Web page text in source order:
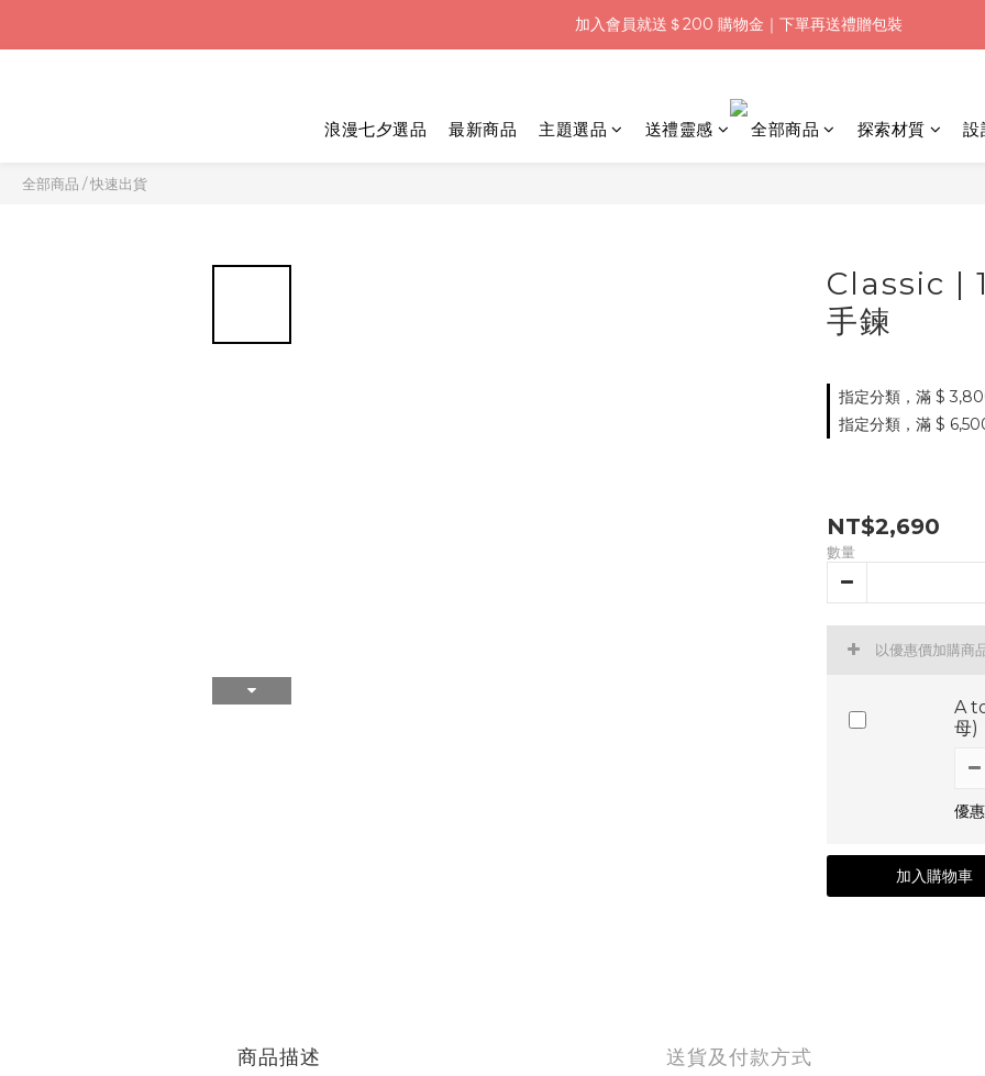
浪漫七夕限定｜滿3800送 象徵永恆的愛 銀杏葉耳環，滿額最高折520
浪漫七夕選品 最新商品 主題選品 送禮靈感 全部商品 探索材質 設
全部商品 /快速出貨
Classic |
手鍊
指定分類，滿 $
指定分類，滿 $
NT$2,690
數量
以優惠價加購商
A
母)
優
加入購物車
商品描述 送貨及付款方式